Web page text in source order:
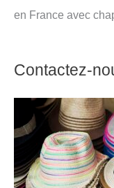
en France avec
Contactez-